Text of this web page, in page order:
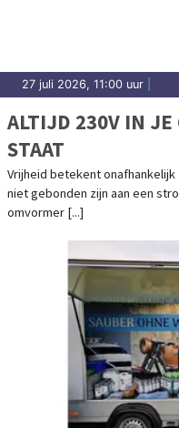
27 juli 2026, 11:00 uur
ALTIJD 230V IN JE
STAAT
Vrijheid betekent
niet gebonden zijn aan een
omvormer [...]